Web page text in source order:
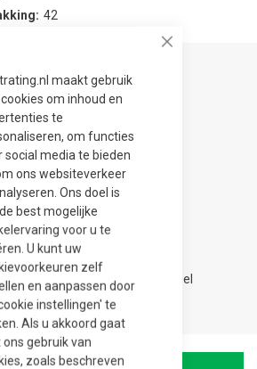
maakt gebruik
om inhoud en
te
om functies
social media te bieden
ons websiteverkeer
Ons doel is
best mogelijke
voor u te
U kunt uw
zelf
en aanpassen door
instellingen' te
Als u akkoord gaat
gebruik van
zoals beschreven
42
5% snijverlies
0.03
meer te bestellen om eventueel